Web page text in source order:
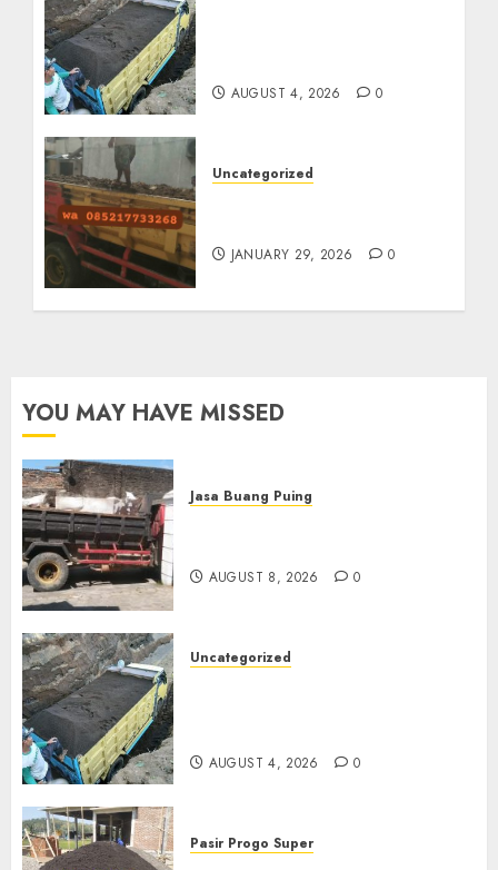
AUGUST 4, 2026 0
Uncategorized
JANUARY 29, 2026 0
YOU MAY HAVE MISSED
Jasa Buang Puing
AUGUST 8, 2026 0
Uncategorized
AUGUST 4, 2026 0
Pasir Progo Super